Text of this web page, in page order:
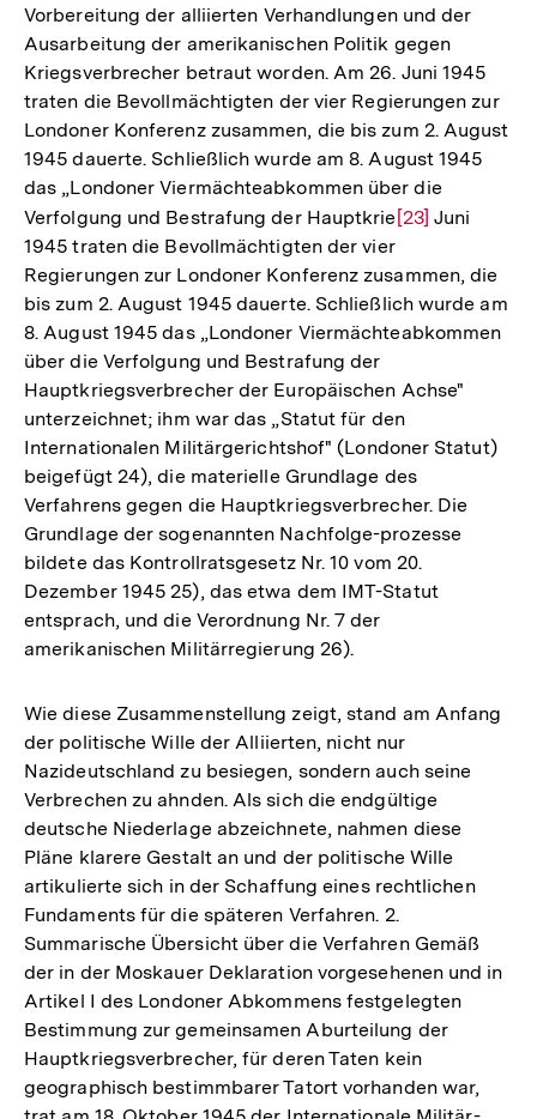
Vorbereitung der alliierten Verhandlungen und der
Ausarbeitung der amerikanischen Politik gegen
Kriegsverbrecher betraut worden. Am 26. Juni 1945
traten die Bevollmächtigten der vier Regierungen zur
Londoner Konferenz zusammen, die bis zum 2. August
1945 dauerte. Schließlich wurde am 8. August 1945
das „Londoner Viermächteabkommen über die
Verfolgung und Bestrafung der Hauptkrie Zur
der
Fußnote
[23] Juni
1945 traten die Bevollmächtigten der vier
Regierungen zur Londoner Konferenz zusammen, die
bis zum 2. August 1945 dauerte. Schließlich wurde am
8. August 1945 das „Londoner Viermächteabkommen
über die Verfolgung und Bestrafung der
Hauptkriegsverbrecher der Europäischen Achse"
unterzeichnet; ihm war das „Statut für den
Internationalen Militärgerichtshof" (Londoner Statut)
beigefügt 24), die materielle Grundlage des
Verfahrens gegen die Hauptkriegsverbrecher. Die
Grundlage der sogenannten Nachfolge-prozesse
bildete das Kontrollratsgesetz Nr. 10 vom 20.
Dezember 1945 25), das etwa dem IMT-Statut
entsprach, und die Verordnung Nr. 7 der
amerikanischen Militärregierung 26).
Wie diese Zusammenstellung zeigt, stand am Anfang
der politische Wille der Alliierten, nicht nur
Nazideutschland zu besiegen, sondern auch seine
Verbrechen zu ahnden. Als sich die endgültige
deutsche Niederlage abzeichnete, nahmen diese
Pläne klarere Gestalt an und der politische Wille
artikulierte sich in der Schaffung eines rechtlichen
Fundaments für die späteren Verfahren. 2.
Summarische Übersicht über die Verfahren Gemäß
der in der Moskauer Deklaration vorgesehenen und in
Artikel I des Londoner Abkommens festgelegten
Bestimmung zur gemeinsamen Aburteilung der
Hauptkriegsverbrecher, für deren Taten kein
geographisch bestimmbarer Tatort vorhanden war,